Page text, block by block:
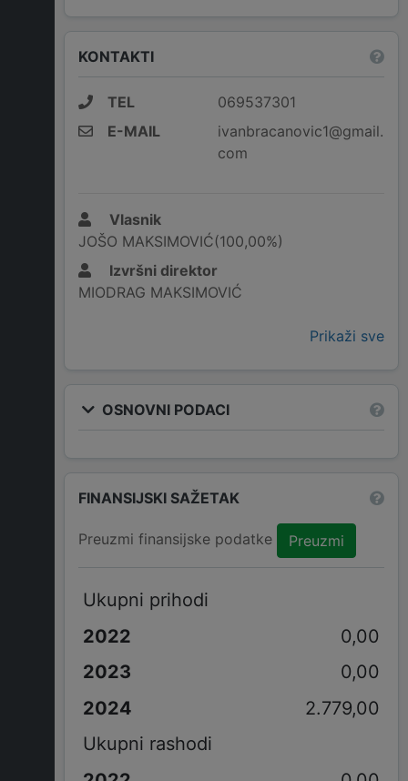
KONTAKTI
TEL
069537301
E-MAIL
ivanbracanovic1@gmail.
com
Vlasnik
JOŠO MAKSIMOVIĆ(100,00%)
Izvršni direktor
MIODRAG MAKSIMOVIĆ
Prikaži sve
OSNOVNI PODACI
FINANSIJSKI SAŽETAK
Preuzmi finansijske podatke Preuzmi
Ukupni prihodi
0,00
0,00
2.779,00
Ukupni rashodi